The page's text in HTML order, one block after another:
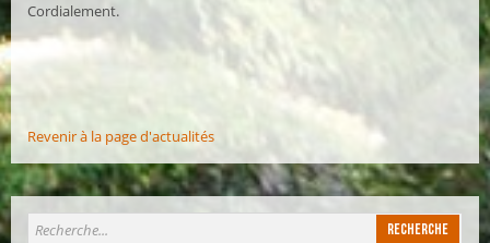
Cordialement.
Revenir à la page d'actualités